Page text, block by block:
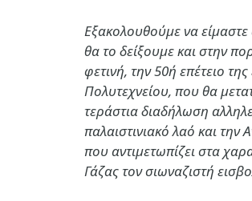
Εξακολουθούμε να είμαστε
θα το δείξουμε και στην
φετινή, την 50ή επέτειο
Πολυτεχνείου, που θα
τεράστια διαδήλωση
παλαιστινιακό λαό και την
που αντιμετωπίζει στα
Γάζας τον σιωναζιστή